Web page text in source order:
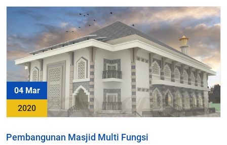
04 Mar
2020
Pembangunan Masjid Multi Fungsi